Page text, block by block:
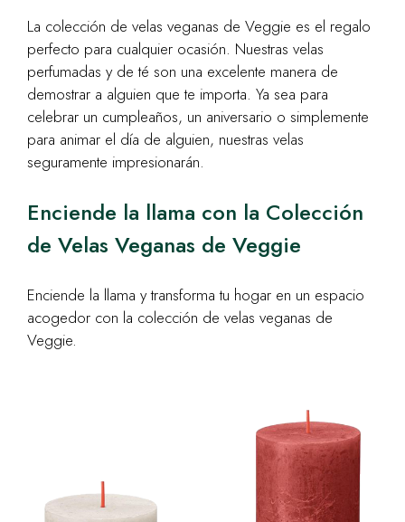
La colección de velas veganas de Veggie es el regalo
perfecto para cualquier ocasión. Nuestras velas
perfumadas y de té son una excelente manera de
demostrar a alguien que te importa. Ya sea para
celebrar un cumpleaños, un aniversario o simplemente
para animar el día de alguien, nuestras velas
seguramente impresionarán.
Enciende la llama con la Colección
de Velas Veganas de Veggie
Enciende la llama y transforma tu hogar en un espacio
acogedor con la colección de velas veganas de
Veggie.